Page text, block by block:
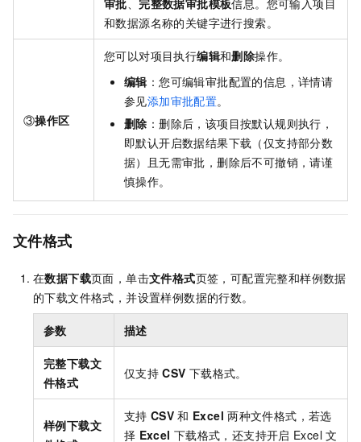
和数据源名称的关键字进行搜索。
③操作区
您可以对项目执行编辑和删除操作。
编辑 ：您可编辑审批配置的信息，详情请
参见添加审批配置。
删除 ：删除后，该项目按默认规则执行，
即默认开启数据结果下载（仅支持部分数
据）且无需审批，删除后不可撤销，请谨
慎操作。
文件格式
在数据下载页面，单击文件格式页签，可配置完整和样例数据
的下载文件格式，并设置样例数据的行数。
参数 描述
完整下载文
件格式
仅支持 CSV 下载格式。
样例下载文
支持 CSV 和 Excel 两种文件格式，若选
择 Excel 下载格式，还支持开启 Excel 文